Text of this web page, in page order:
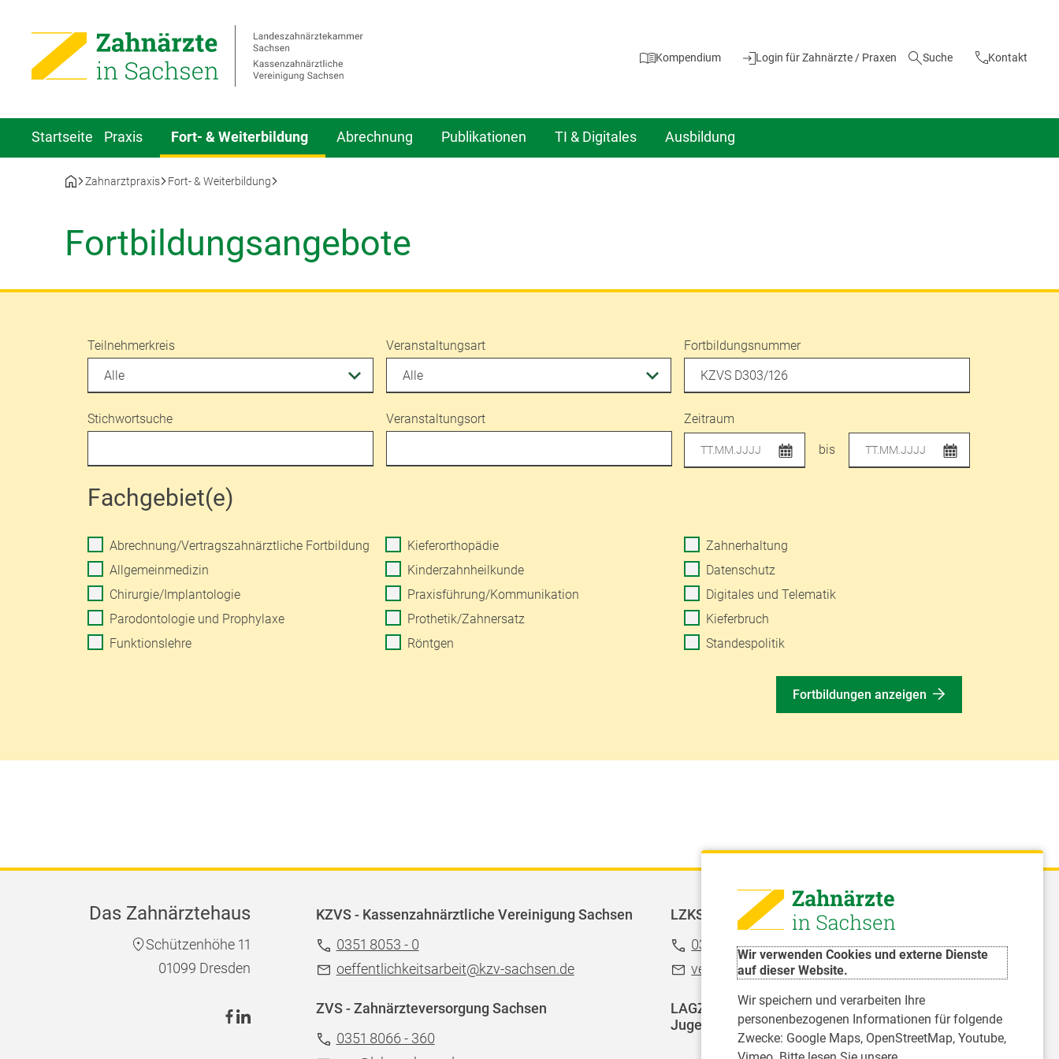
Wir verwenden Cookies und externe Dienste
auf dieser Website.
Wir speichern und verarbeiten Ihre
personenbezogenen Informationen für folgende
Zwecke: Google Maps, OpenStreetMap, Youtube,
Kompendium Login für Zahnärzte / Praxen Suche Kontakt
Startseite Praxis Fort- & Weiterbildung Abrechnung Publikationen TI & Digitales Ausbildung
Zahnarztpraxis Fort- & Weiterbildung
Fortbildungsangebote
Teilnehmerkreis Veranstaltungsart Fortbildungsnummer
Stichwortsuche Veranstaltungsort Zeitraum
bis
Fachgebiet(e)
Abrechnung/Vertragszahnärztliche Fortbildung
Allgemeinmedizin
Chirurgie/Implantologie
Parodontologie und Prophylaxe
Funktionslehre
Kieferorthopädie
Kinderzahnheilkunde
Praxisführung/Kommunikation
Prothetik/Zahnersatz
Röntgen
Zahnerhaltung
Datenschutz
Digitales und Telematik
Kieferbruch
Standespolitik
Fortbildungen anzeigen
Das Zahnärztehaus
Schützenhöhe 11
01099 Dresden
KZVS - Kassenzahnärztliche Vereinigung Sachsen
0351 8053 - 0
oeffentlichkeitsarbeit@kzv-sachsen.de
LZKS - Landeszahnärztekammer Sachsen
0351 8066 - 0
verwaltung@Izk-sachsen.de
ZVS - Zahnärzteversorgung Sachsen
0351 8066 - 360
LAGZ - Landesarbeitsgemeinschaft für
Jugendzahnpflege des Freistaates Sachsen e.V.